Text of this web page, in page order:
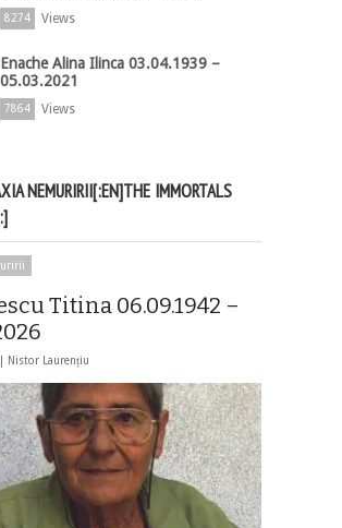
8274 Views
Enache Alina Ilinca 03.04.1939 –
05.03.2021
7864 Views
NEMURIRII[:EN]THE IMMORTALS
Titina 06.09.1942 –
Nistor Laurențiu